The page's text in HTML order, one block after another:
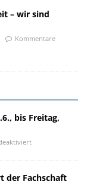
– wir sind
Kommentare
bis Freitag,
der Fachschaft